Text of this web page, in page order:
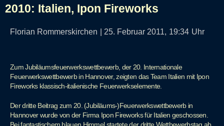
2010: Italien, Ipon Fireworks
Florian Rommerskirchen 25. Februar 2011, 19:34 Uhr
Zum Jubiläumsfeuerwerkswettbewerb, der 20. Internationale
Feuerwerkswettbewerb in Hannover, zeigten das Team Italien mit Ipon
Fireworks klassisch-italienische Feuerwerkselemente.
Der dritte Beitrag zum 20. (Jubiläums-)Feuerwerkswettbewerb in
Hannover wurde von der Firma Ipon Fireworks für Italien geschossen.